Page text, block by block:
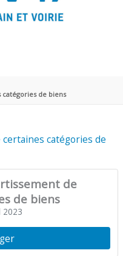
catégories de biens
catégories de
de
de biens
2023